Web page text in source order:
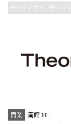
テイクアウト デリバ
商業
南館 1F